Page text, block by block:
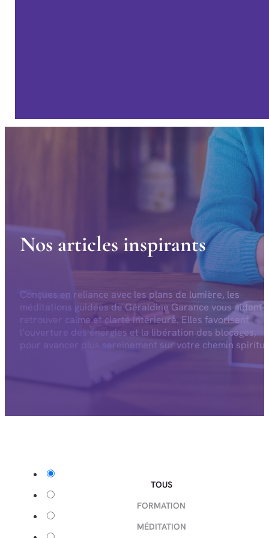
Nos articles inspirants
Conçues en reliance avec les plans de lumière, les
méditations guidées de Géraldine Garance vous aident
retrouver calme et clarté intérieure. Elles favorisent
l’ouverture des énergies et la libération des blocages,
pour avancer plus sereinement sur votre chemin
TOUS
FORMATION
MÉDITATION